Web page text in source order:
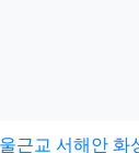
근교 서해안 화성시 인생